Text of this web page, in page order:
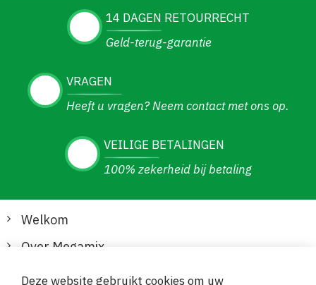
14 DAGEN RETOURRECHT
Geld-terug-garantie
VRAGEN
Heeft u vragen? Neem contact met ons op.
VEILIGE BETALINGEN
100% zekerheid bij betaling
Welkom
Over Megamix
Informatie
Deze website gebruikt cookies om uw